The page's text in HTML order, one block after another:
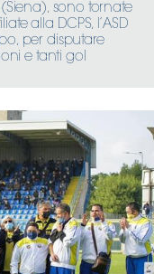
(Siena), sono tornate
alla DCPS, l’ASD
per disputare
e tanti gol